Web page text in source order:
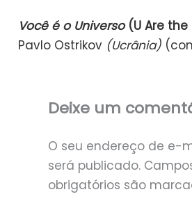
Você é o Universo(U Are the
Pavlo Ostrikov (Ucrânia)
Deixe um
O seu endereço de e-
será publicado.
obrigatórios são